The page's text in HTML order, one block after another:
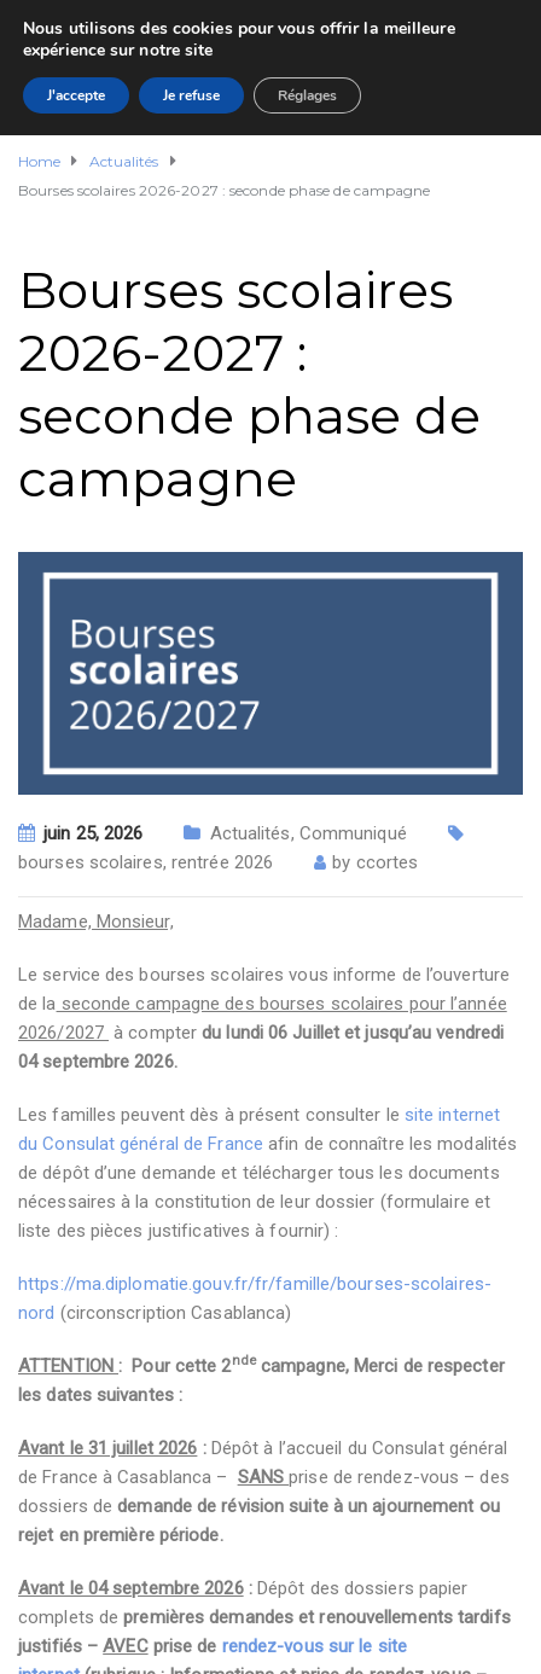
Home
Actualités
Bourses scolaires 2026-2027 : seconde phase de campagne
Bourses scolaires
2026-2027 :
seconde phase de
campagne
juin 25, 2026 Actualités, Communiqué
bourses scolaires, rentrée 2026 by ccortes
Madame, Monsieur,
Le service des bourses scolaires vous informe de l’ouverture
de la seconde campagne des bourses scolaires pour l’année
2026/2027 à compterdu lundi 06 Juillet et jusqu’au vendredi
04 septembre 2026.
Les familles peuvent dès à présent consulter le site internet
du Consulat général de Franceafin de connaître les modalités
de dépôt d’une demande et télécharger tous les documents
nécessaires à la constitution de leur dossier (formulaire et
liste des pièces justificatives à fournir) :
https://ma.diplomatie.gouv.fr/fr/famille/bourses-scolaires-
nord (circonscription Casablanca)
ATTENTION : Pour cette 2ndecampagne, Merci de respecter
les dates suivantes :
Avant le 31 juillet 2026 : Dépôt à l’accueil du Consulat général
de France à Casablanca – SANSprise de rendez-vous – des
dossiers dedemande de révision suite à un ajournement ou
rejet en première période.
Avant le 04 septembre 2026: Dépôt des dossiers papier
complets de premières demandes et renouvellements tardifs
justifiés –AVEC prise de rendez-vous sur le site
Nous utilisons des cookies pour vous offrir la meilleure
expérience sur notre site
J'accepte Je refuse Réglages